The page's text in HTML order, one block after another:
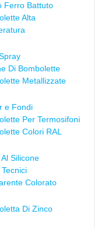
Ferro Battuto
Alta
Di Bombolette
Metallizzate
e Fondi
Per Termosifoni
Colori RAL
Silicone
Colorato
Di Zinco